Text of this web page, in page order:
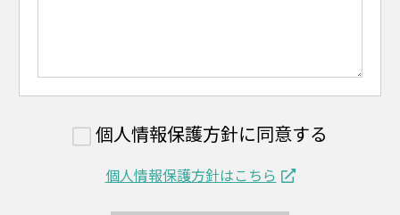
個人情報保護方針に同意する
個人情報保護方針はこちら